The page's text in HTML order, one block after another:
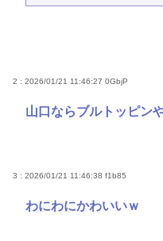
2 : 2026/01/21 11:46:27 0GbjP
山口ならブルトッピン
3 : 2026/01/21 11:46:38 f1b85
わにわにかわいいｗ